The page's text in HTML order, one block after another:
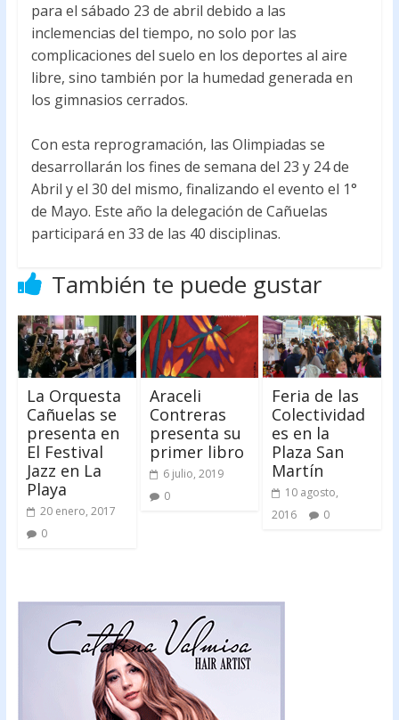
para el sábado 23 de abril debido a las
inclemencias del tiempo, no solo por las
complicaciones del suelo en los deportes al aire
libre, sino también por la humedad generada en
los gimnasios cerrados.
Con esta reprogramación, las Olimpiadas se
desarrollarán los fines de semana del 23 y 24 de
Abril y el 30 del mismo, finalizando el evento el 1°
de Mayo. Este año la delegación de Cañuelas
participará en 33 de las 40 disciplinas.
También te puede gustar
La Orquesta
Cañuelas se
presenta en
El Festival
Jazz en La
Playa
20 enero, 2017
0
Araceli
Contreras
presenta su
primer libro
6 julio, 2019
0
Feria de las
Colectividad
es en la
Plaza San
Martín
10 agosto,
2016
0